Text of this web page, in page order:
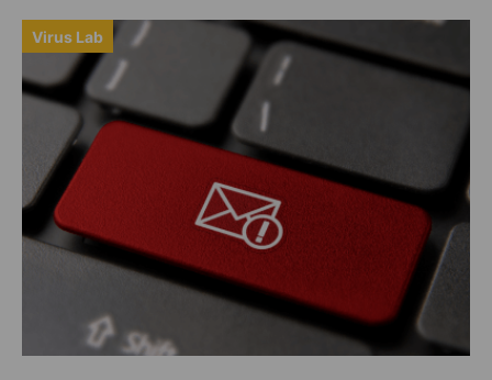
Virus Lab